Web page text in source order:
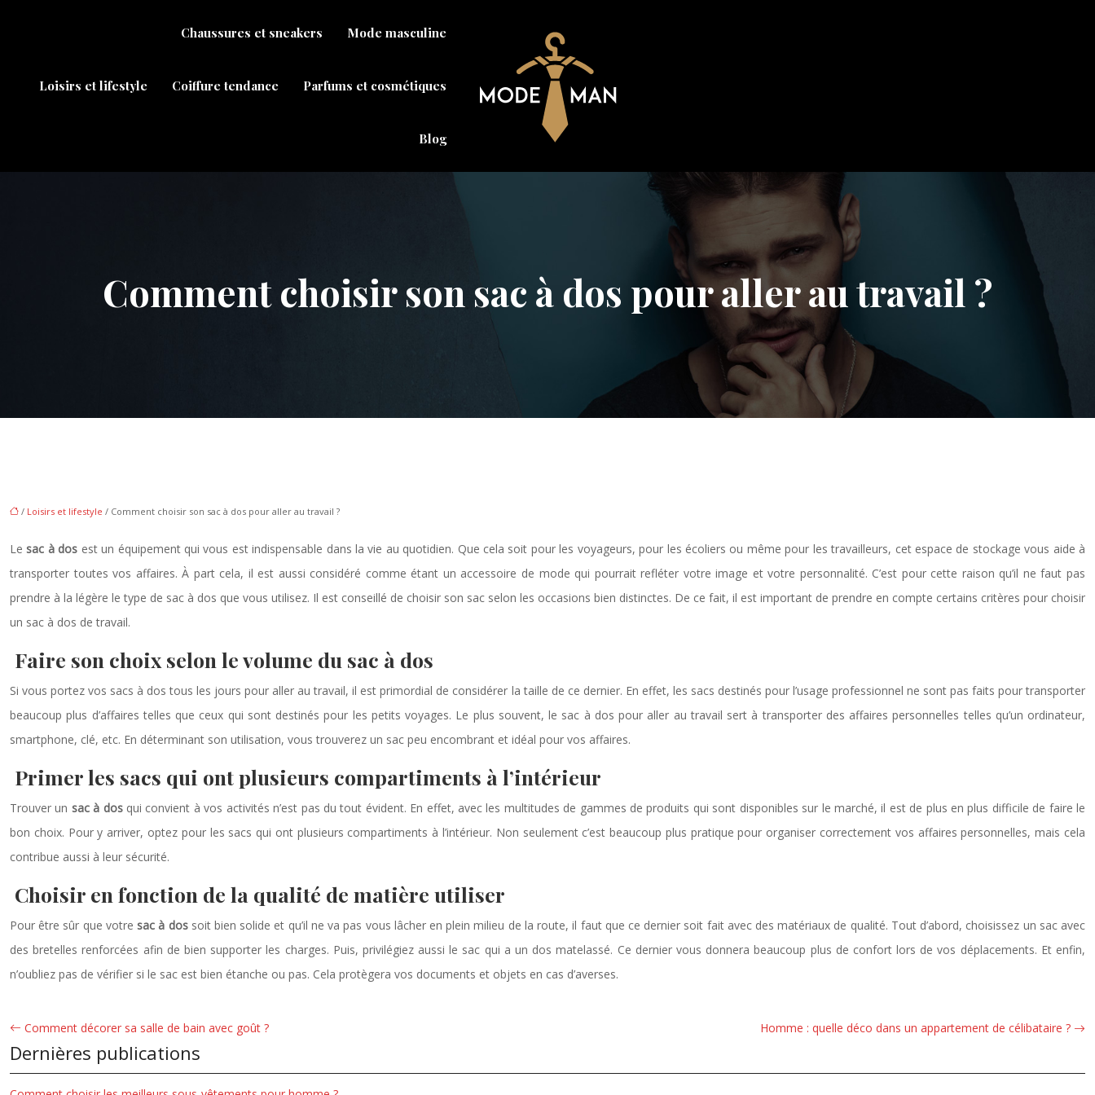
Mode masculine
Chaussures et sneakers
Parfums et cosmétiques
Coiffure tendance
Loisirs et lifestyle
Blog
Comment choisir son sac à dos pour aller au travail ?
/ Loisirs et lifestyle / Comment choisir son sac à dos pour aller au travail ?
Le sac à dos est un équipement qui vous est indispensable dans la vie au quotidien. Que cela soit pour les voyageurs, pour les écoliers ou même pour les travailleurs, cet espace de stockage vous aide à
transporter toutes vos affaires. À part cela, il est aussi considéré comme étant un accessoire de mode qui pourrait refléter votre image et votre personnalité. C’est pour cette raison qu’il ne faut pas
prendre à la légère le type de sac à dos que vous utilisez. Il est conseillé de choisir son sac selon les occasions bien distinctes. De ce fait, il est important de prendre en compte certains critères pour choisir
un sac à dos de travail.
Faire son choix selon le volume du sac à dos
Si vous portez vos sacs à dos tous les jours pour aller au travail, il est primordial de considérer la taille de ce dernier. En effet, les sacs destinés pour l’usage professionnel ne sont pas faits pour transporter
beaucoup plus d’affaires telles que ceux qui sont destinés pour les petits voyages. Le plus souvent, le sac à dos pour aller au travail sert à transporter des affaires personnelles telles qu’un ordinateur,
smartphone, clé, etc. En déterminant son utilisation, vous trouverez un sac peu encombrant et idéal pour vos affaires.
Primer les sacs qui ont plusieurs compartiments à l’intérieur
Trouver un sac à dosqui convient à vos activités n’est pas du tout évident. En effet, avec les multitudes de gammes de produits qui sont disponibles sur le marché, il est de plus en plus difficile de faire le
bon choix. Pour y arriver, optez pour les sacs qui ont plusieurs compartiments à l’intérieur. Non seulement c’est beaucoup plus pratique pour organiser correctement vos affaires personnelles, mais cela
contribue aussi à leur sécurité.
Choisir en fonction de la qualité de matière utiliser
Pour être sûr que votresac à dossoit bien solide et qu’il ne va pas vous lâcher en plein milieu de la route, il faut que ce dernier soit fait avec des matériaux de qualité. Tout d’abord, choisissez un sac avec
des bretelles renforcées afin de bien supporter les charges. Puis, privilégiez aussi le sac qui a un dos matelassé. Ce dernier vous donnera beaucoup plus de confort lors de vos déplacements. Et enfin,
n’oubliez pas de vérifier si le sac est bien étanche ou pas. Cela protègera vos documents et objets en cas d’averses.
Comment décorer sa salle de bain avec goût ? Homme : quelle déco dans un appartement de célibataire ?
Dernières publications